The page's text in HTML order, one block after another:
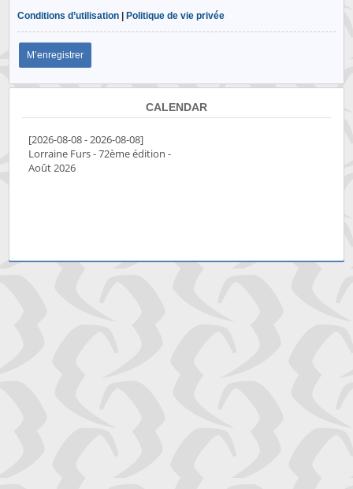
Conditions d’utilisation |Politique de vie privée
M’enregistrer
CALENDAR